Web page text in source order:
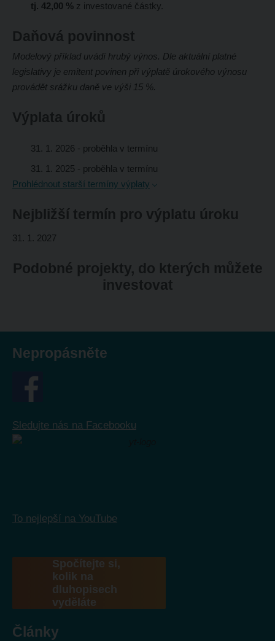
tj. 42,00 %z investované částky.
Daňová povinnost
Modelový příklad uvádí hrubý výnos. Dle aktuální platné
legislativy je emitent povinen při výplatě úrokového výnosu
provádět srážku daně ve výši 15 %.
Výplata úroků
31. 1. 2026 - proběhla v termínu
31. 1. 2025 - proběhla v termínu
Prohlédnout starší termíny výplaty
Nejbližší termín pro výplatu úroku
31. 1. 2027
Podobné projekty, do kterých můžete
investovat
Nepropásněte
Sledujte nás na Facebooku
To nejlepší na YouTube
Spočítejte si,
kolik na
dluhopisech
vyděláte
Články